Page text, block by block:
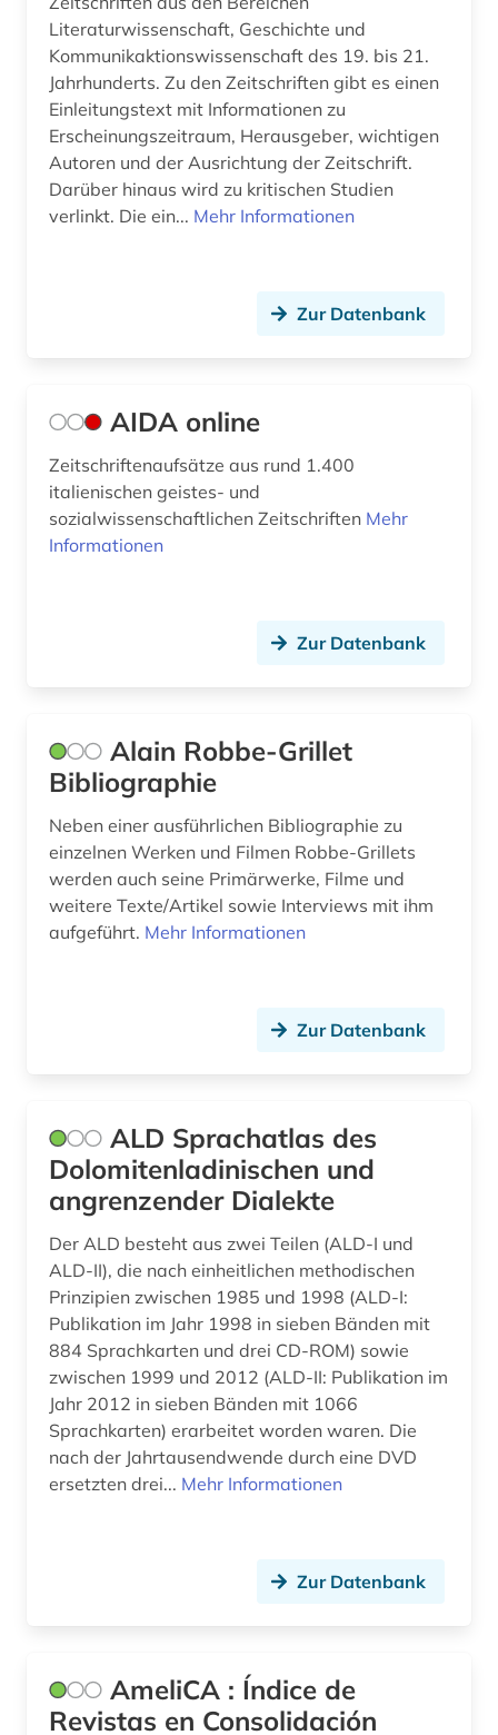
fachliteratur (1)
fachportal (1)
fernando pessoa (1)
fernsehen (3)
festschrift (1)
film (6)
filmgeschichte (1)
flaubert (1)
forschungsprojekt (1)
fotografie (1)
francesco (1)
frankokanadisch (2)
frankreich (31)
frankreich <nord> (1)
französisches sprachgebiet (1)
frauenbewegung (1)
frauenforschung (1)
frauenliteratur (1)
fremdsprache (3)
fremdsprachenlernen (1)
fremdwort (1)
futurismus (1)
galloromanisch (1)
Literaturwissenschaft, Geschichte und
Kommunikaktionswissenschaft des 19. bis 21.
Jahrhunderts. Zu den Zeitschriften gibt es einen
Einleitungstext mit Informationen zu
Erscheinungszeitraum, Herausgeber, wichtigen
Autoren und der Ausrichtung der Zeitschrift.
Darüber hinaus wird zu kritischen Studien
verlinkt. Die ein... Mehr Informationen
Zur Datenbank
AIDA online
Zeitschriftenaufsätze aus rund 1.400
italienischen geistes- und
sozialwissenschaftlichen Zeitschriften Mehr
Informationen
Zur Datenbank
Alain Robbe-Grillet
Bibliographie
Neben einer ausführlichen Bibliographie zu
einzelnen Werken und Filmen Robbe-Grillets
werden auch seine Primärwerke, Filme und
weitere Texte/Artikel sowie Interviews mit ihm
aufgeführt. Mehr Informationen
Zur Datenbank
ALD Sprachatlas des
Dolomitenladinischen und
angrenzender Dialekte
Der ALD besteht aus zwei Teilen (ALD-I und
ALD-II), die nach einheitlichen methodischen
Prinzipien zwischen 1985 und 1998 (ALD-I:
Publikation im Jahr 1998 in sieben Bänden mit
884 Sprachkarten und drei CD-ROM) sowie
zwischen 1999 und 2012 (ALD-II: Publikation im
Jahr 2012 in sieben Bänden mit 1066
Sprachkarten) erarbeitet worden waren. Die
nach der Jahrtausendwende durch eine DVD
ersetzten drei... Mehr Informationen
Zur Datenbank
AmeliCA : Índice de
Revistas en Consolidación